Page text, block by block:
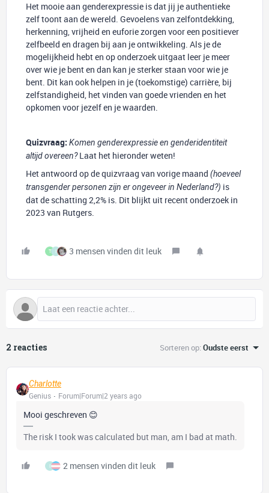
Het mooie aan genderexpressie is dat jij je authentieke
zelf toont aan de wereld. Gevoelens van zelfontdekking,
herkenning, vrijheid en euforie zorgen voor een positiever
zelfbeeld en dragen bij aan je ontwikkeling. Als je de
mogelijkheid hebt en op onderzoek uitgaat leer je meer
over wie je bent en dan kan je sterker staan voor wie je
bent. Dit kan ook helpen in je (toekomstige) carrière, bij
zelfstandigheid, het vinden van goede vrienden en het
opkomen voor jezelf en je waarden.
Quizvraag: Komen genderexpressie en genderidentiteit
altijd overeen?Laat het hieronder weten!
Het antwoord op de quizvraag van vorige maand (hoeveel
transgender personen zijn er ongeveer in Nederland?) is
dat de schatting 2,2% is. Dit blijkt uit recent onderzoek in
2023 van Rutgers.
T I 3 mensen vinden dit leuk
2 reacties Sorteren op:Oudste eerst
Charlotte
Genius
Forum|Forum|2 years ago
Mooi geschreven 😊
The risk I took was calculated but man, am I bad at math.
I 2 mensen vinden dit leuk